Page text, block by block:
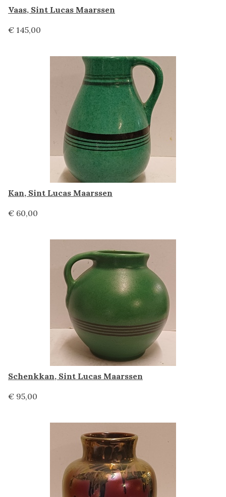
Vaas, Sint Lucas Maarssen
€ 145,00
Kan, Sint Lucas Maarssen
€ 60,00
Schenkkan, Sint Lucas Maarssen
€ 95,00